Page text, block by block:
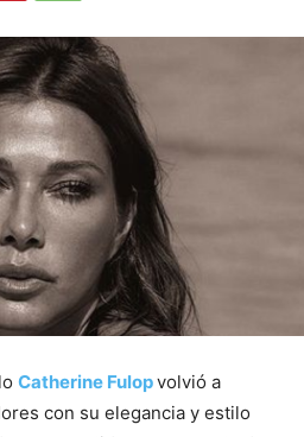
Catherine Fulopvolvió a
con su elegancia y estilo